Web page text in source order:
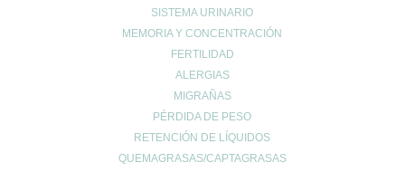
SISTEMA URINARIO
MEMORIA Y CONCENTRACIÓN
FERTILIDAD
ALERGIAS
MIGRAÑAS
PÉRDIDA DE PESO
RETENCIÓN DE LÍQUIDOS
QUEMAGRASAS/CAPTAGRASAS
CONTACTO
962678036|622904490